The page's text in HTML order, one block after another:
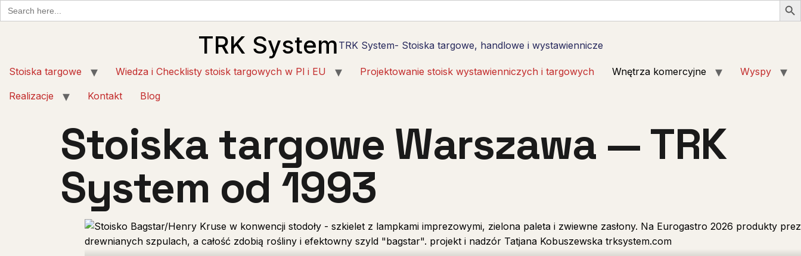
Search
for:
TRK System TRK System- Stoiska targowe, handlowe i wystawiennicze
Stoiska targowe Wiedza i Checklisty stoisk targowych w Pl i EU Projektowanie stoisk wystawienniczych i targowych Wnętrza komercyjne Wyspy
Realizacje Kontakt Blog
Stoiska targowe Warszawa — TRK
System od 1993